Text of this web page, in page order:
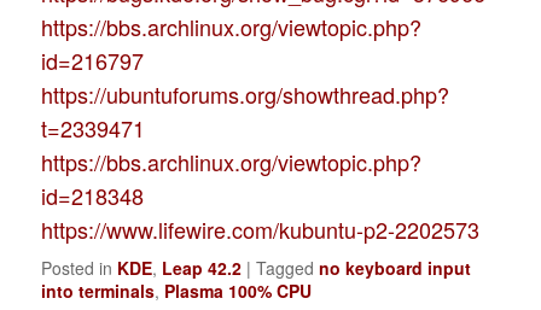
https://bbs.archlinux.org/viewtopic.php?
id=216797
https://ubuntuforums.org/showthread.php?
t=2339471
https://bbs.archlinux.org/viewtopic.php?
id=218348
https://www.lifewire.com/kubuntu-p2-2202573
Posted in KDE, Leap 42.2 |Tagged no keyboard input
into terminals, Plasma 100% CPU